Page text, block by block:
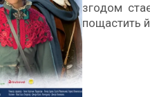
згодом
пощастить